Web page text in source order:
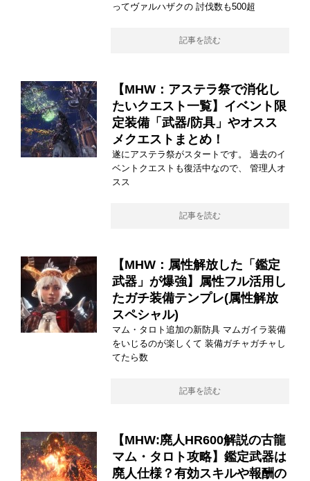
ってヴァルハザクの 討伐数も500超
記事を読む
【MHW：アステラ祭で消化し
たいクエスト一覧】イベント限
定装備「武器/防具」やオスス
メクエストまとめ！
遂にアステラ祭がスタートです。 過去のイ
ベントクエストも復活中なので、 管理人オ
スス
記事を読む
【MHW：属性解放した「鑑定
武器」が爆強】属性フル活用し
たガチ装備テンプレ(属性解放
スペシャル)
マム・タロト追加の新防具 マムガイラ装備
をいじるのが楽しくて 装備ガチャガチャし
てたら数
記事を読む
【MHW:廃人HR600解説の古龍
マム・タロト攻略】鑑定武器は
廃人仕様？有効スキルや報酬の